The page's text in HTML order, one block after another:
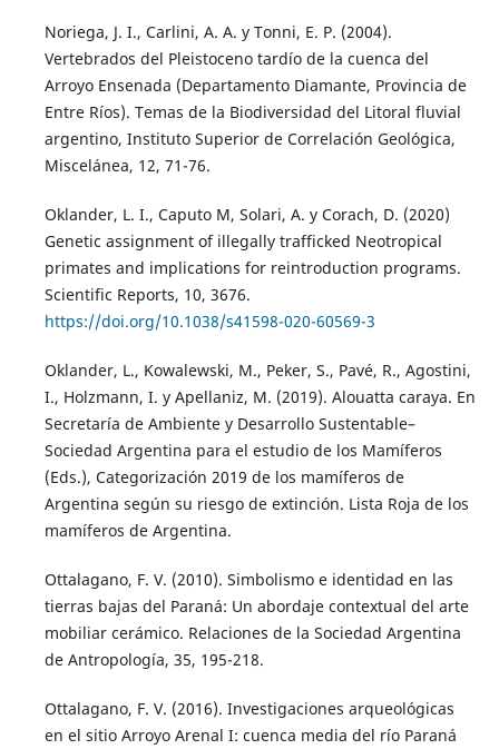
Noriega, J. I., Carlini, A. A. y Tonni, E. P. (2004).
Vertebrados del Pleistoceno tardío de la cuenca del
Arroyo Ensenada (Departamento Diamante, Provincia de
Entre Ríos). Temas de la Biodiversidad del Litoral fluvial
argentino, Instituto Superior de Correlación Geológica,
Miscelánea, 12, 71-76.
Oklander, L. I., Caputo M, Solari, A. y Corach, D. (2020)
Genetic assignment of illegally trafficked Neotropical
primates and implications for reintroduction programs.
Scientific Reports, 10, 3676.
https://doi.org/10.1038/s41598-020-60569-3
Oklander, L., Kowalewski, M., Peker, S., Pavé, R., Agostini,
I., Holzmann, I. y Apellaniz, M. (2019). Alouatta caraya. En
Secretaría de Ambiente y Desarrollo Sustentable–
Sociedad Argentina para el estudio de los Mamíferos
(Eds.), Categorización 2019 de los mamíferos de
Argentina según su riesgo de extinción. Lista Roja de los
mamíferos de Argentina.
Ottalagano, F. V. (2010). Simbolismo e identidad en las
tierras bajas del Paraná: Un abordaje contextual del arte
mobiliar cerámico. Relaciones de la Sociedad Argentina
de Antropología, 35, 195-218.
Ottalagano, F. V. (2016). Investigaciones arqueológicas
en el sitio Arroyo Arenal I: cuenca media del río Paraná